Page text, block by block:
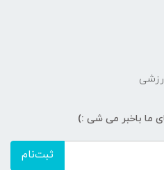
ما باخبر می شی :)
ثبت‌نام